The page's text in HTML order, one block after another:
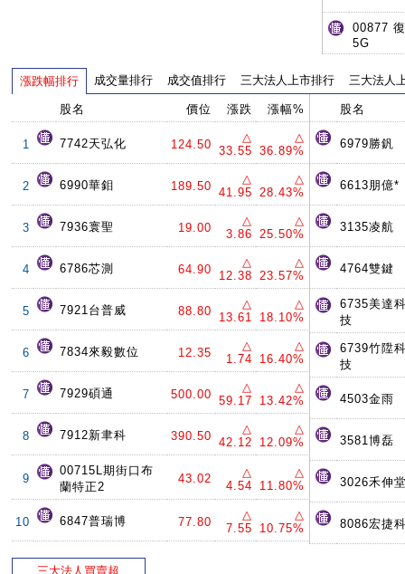
00877
5G
漲跌幅排行 成交量排行 成交值排行 三大法人上市排行 三大法人
股名 價位 漲跌 漲幅%
1 7742天弘化 124.50
△
33.55
△
36.89%
2 6990華鉬 189.50
△
41.95
△
28.43%
3 7936寰聖 19.00
△
3.86
△
25.50%
4 6786芯測 64.90
△
12.38
△
23.57%
5 7921台普威 88.80
△
13.61
△
18.10%
6 7834來毅數位 12.35
△
1.74
△
16.40%
7 7929碩通 500.00
△
59.17
△
13.42%
8 7912新聿科 390.50
△
42.12
△
12.09%
9
00715L期街口布
蘭特正2
43.02
△
4.54
△
11.80%
10 6847普瑞博 77.80
△
7.55
△
10.75%
股名
6979勝釩
6613朋億*
3135凌航
4764雙鍵
6735美達
技
6739竹陞
技
4503金雨
3581博磊
3026禾伸
8086宏捷
三大法人買賣超